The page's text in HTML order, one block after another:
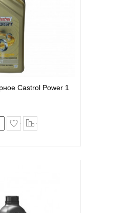
Castrol Power 1
в закладки